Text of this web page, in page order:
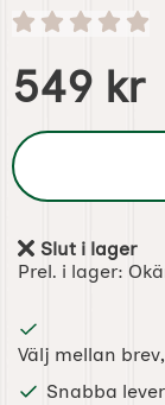
Handla denna
pris
549 kr
Tillgänglighet:
Slut i lager
Prel. i lager:
Välj mellan
Snabba